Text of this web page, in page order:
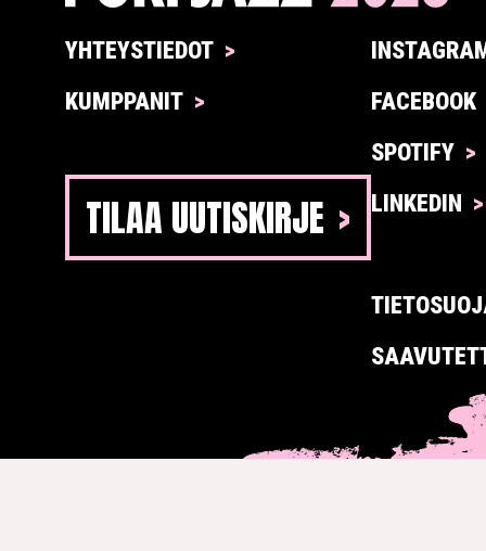
YHTEYSTIEDOT
KUMPPANIT
TILAA UUTISKIRJE
FACEBOOK
SPOTIFY
LINKEDIN